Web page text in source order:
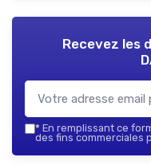
Recevez les
* En remplissant ce
des fins commerciales